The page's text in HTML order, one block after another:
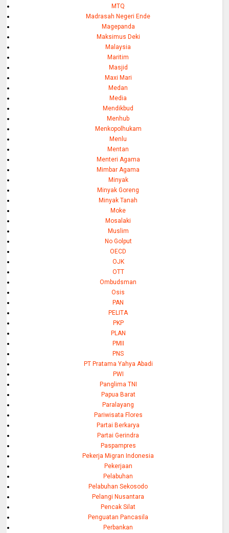
MTQ
Madrasah Negeri Ende
Magepanda
Maksimus Deki
Malaysia
Maritim
Masjid
Maxi Mari
Medan
Media
Mendikbud
Menhub
Menkopolhukam
Menlu
Mentan
Menteri Agama
Mimbar Agama
Minyak
Minyak Goreng
Minyak Tanah
Moke
Mosalaki
Muslim
No Golput
OECD
OJK
OTT
Ombudsman
Osis
PAN
PELITA
PKP
PLAN
PMII
PNS
PT Pratama Yahya Abadi
PWI
Panglima TNI
Papua Barat
Paralayang
Pariwisata Flores
Partai Berkarya
Partai Gerindra
Paspampres
Pekerja Migran Indonesia
Pekerjaan
Pelabuhan
Pelabuhan Sekosodo
Pelangi Nusantara
Pencak Silat
Penguatan Pancasila
Perbankan